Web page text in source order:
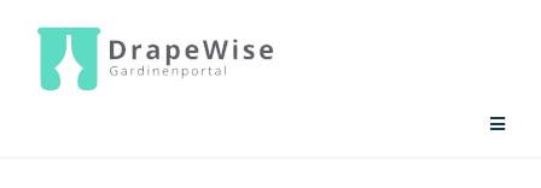
springen
Toggle